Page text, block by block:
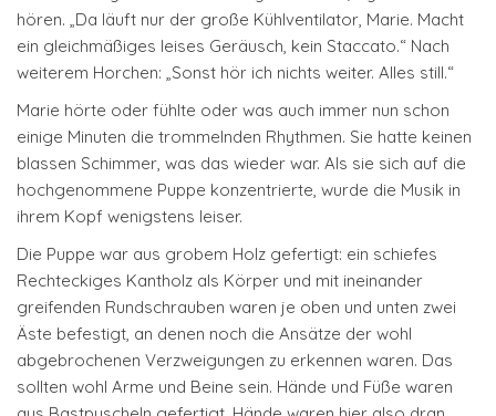
hören. „Da läuft nur der große Kühlventilator, Marie. Macht
ein gleichmäßiges leises Geräusch, kein Staccato.“ Nach
weiterem Horchen: „Sonst hör ich nichts weiter. Alles still.“
Marie hörte oder fühlte oder was auch immer nun schon
einige Minuten die trommelnden Rhythmen. Sie hatte keinen
blassen Schimmer, was das wieder war. Als sie sich auf die
hochgenommene Puppe konzentrierte, wurde die Musik in
ihrem Kopf wenigstens leiser.
Die Puppe war aus grobem Holz gefertigt: ein schiefes
Rechteckiges Kantholz als Körper und mit ineinander
greifenden Rundschrauben waren je oben und unten zwei
Äste befestigt, an denen noch die Ansätze der wohl
abgebrochenen Verzweigungen zu erkennen waren. Das
sollten wohl Arme und Beine sein. Hände und Füße waren